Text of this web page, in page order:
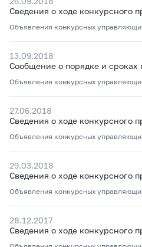
Сведения о ходе конкурсного
Объявления конкурсных
13.09.2018
Сообщение о порядке и сроках
Объявления конкурсных
27.06.2018
Сведения о ходе конкурсного
Объявления конкурсных
29.03.2018
Сведения о ходе конкурсного
Объявления конкурсных
28.12.2017
Сведения о ходе конкурсного